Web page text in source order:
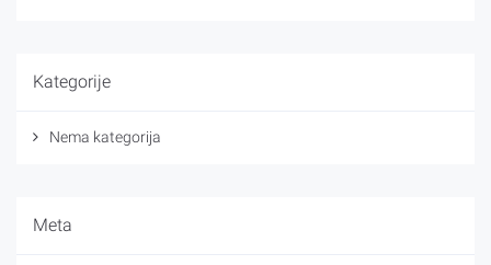
Kategorije
Nema kategorija
Meta